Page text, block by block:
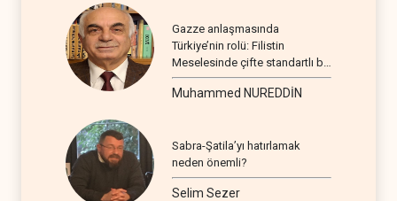
Gazze anlaşmasında
Türkiye’nin rolü: Filistin
Meselesinde çifte standartlı bir
seyir
Muhammed NUREDDİN
Sabra-Şatila’yı hatırlamak
neden önemli?
Selim Sezer